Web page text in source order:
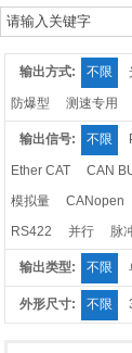
输出方式: 不限
防爆型 测速专用
输出信号: 不限
Ether CAT CAN
模拟量
CANopen
RS422
并行 脉
输出类型: 不限
外形尺寸: 不限